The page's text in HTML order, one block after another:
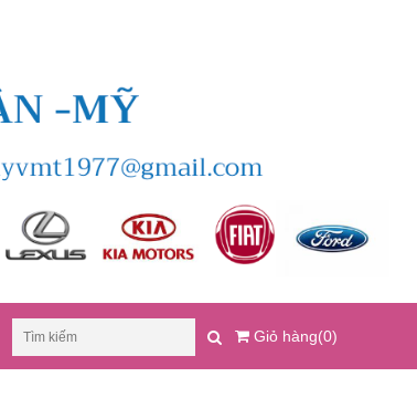
Giỏ hàng(0)